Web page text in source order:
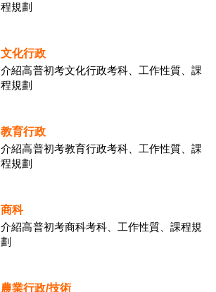
程規劃
文化行政
介紹高普初考文化行政考科、工作性質、課
程規劃
教育行政
介紹高普初考教育行政考科、工作性質、課
程規劃
商科
介紹高普初考商科考科、工作性質、課程規
劃
農業行政/技術